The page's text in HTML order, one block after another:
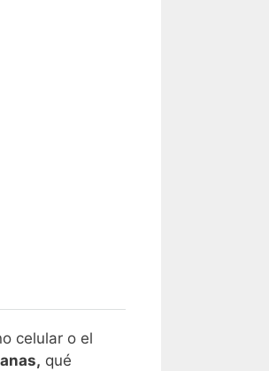
celular o el
qué